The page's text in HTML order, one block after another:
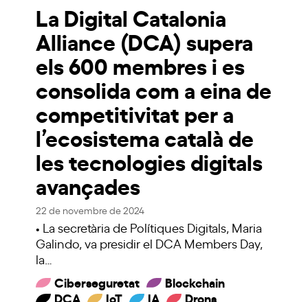
La Digital Catalonia
Alliance (DCA) supera
els 600 membres i es
consolida com a eina de
competitivitat per a
l’ecosistema català de
les tecnologies digitals
avançades
22 de novembre de 2024
• La secretària de Polítiques Digitals, Maria
Galindo, va presidir el DCA Members Day,
la…
Ciberseguretat
Blockchain
DCA
IoT IA Drons